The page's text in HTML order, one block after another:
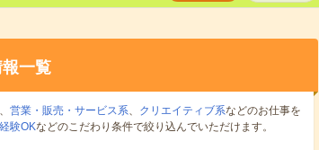
一覧
営業・販売・サービス系、 クリエイティブ系などのお仕事を
験OKなどのこだわり条件で絞り込んでいただけます。